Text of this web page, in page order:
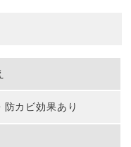
カビ効果あり